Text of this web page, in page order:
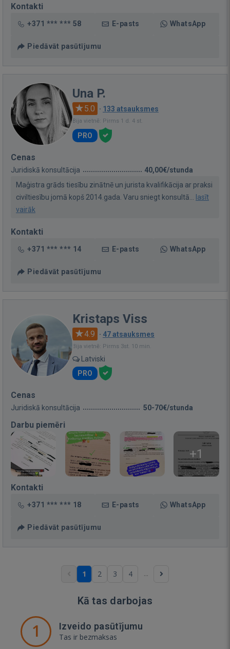
Kontakti
+371 *** *** 58 E-pasts WhatsApp
Piedāvāt pasūtījumu
Una P.
5.0 · 133 atsauksmes
Bija vietnē: Pirms 1 d. 4 st.
PRO
Cenas
Juridiskā konsultācija
40,00€/stunda
Maģistra grāds tiesību zinātnē un jurista kvalifikācija ar praksi
civiltiesību jomā kopš 2014.gada. Varu sniegt konsultā... lasīt
vairāk
Kontakti
+371 *** *** 14 E-pasts WhatsApp
Piedāvāt pasūtījumu
Kristaps Viss
4.9 · 47 atsauksmes
Bija vietnē: Pirms 3st. 10 min.
Latviski
PRO
Cenas
Juridiskā konsultācija 50-70€/stunda
Darbu piemēri
+1
Kontakti
+371 *** *** 18 E-pasts WhatsApp
Piedāvāt pasūtījumu
1 2 3 4 ...
Kā tas darbojas
1 Izveido pasūtījumu
Tas ir bezmaksas